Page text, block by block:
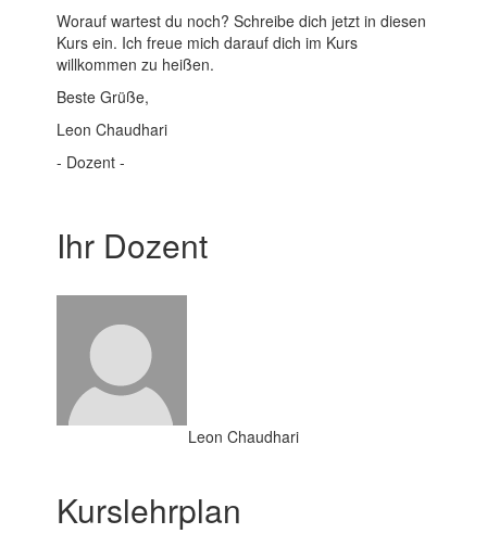
Worauf wartest du noch? Schreibe dich jetzt in diesen
Kurs ein. Ich freue mich darauf dich im Kurs
willkommen zu heißen.
Beste Grüße,
Leon Chaudhari
- Dozent -
Ihr Dozent
Leon Chaudhari
Kurslehrplan